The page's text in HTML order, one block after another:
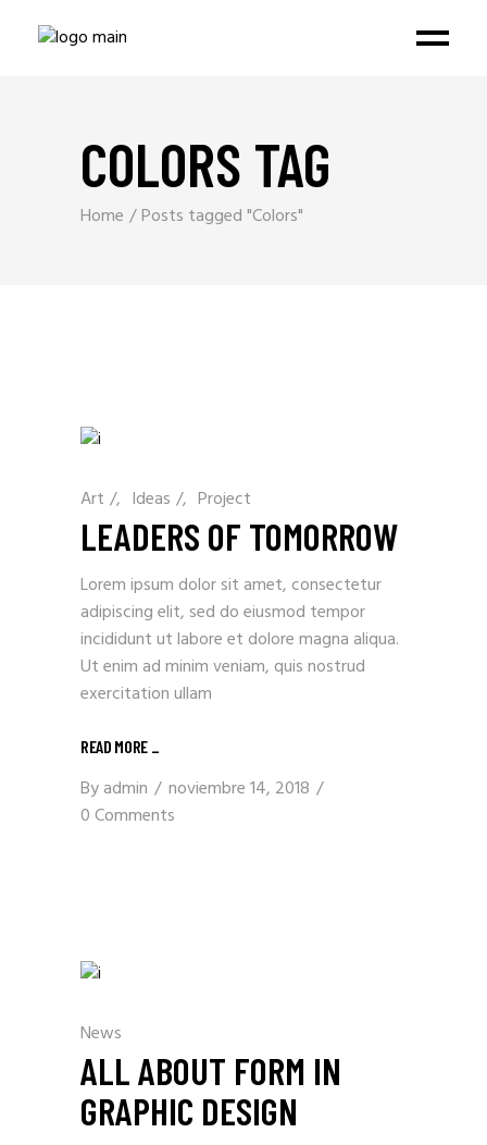
COLORS TAG
Home Posts tagged "Colors"
Art / Ideas / Project
LEADERS OF TOMORROW
Lorem ipsum dolor sit amet, consectetur
adipiscing elit, sed do eiusmod tempor
incididunt ut labore et dolore magna aliqua.
Ut enim ad minim veniam, quis nostrud
exercitation ullam
READ MORE _
Byadmin
noviembre 14, 2018
0 Comments
News
ALL ABOUT FORM IN
GRAPHIC DESIGN